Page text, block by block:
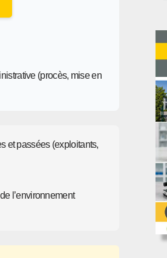
(procès, mise en
et passées (exploitants,
l’environnement